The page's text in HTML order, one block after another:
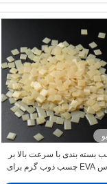
بسته بندی با سرعت بالا بر
اساس EVA چسب ذوب گرم برای